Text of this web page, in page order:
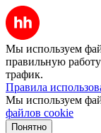
Мы используем
правильную
трафик.
Правила
Мы используем
файлов cookie
Понятно